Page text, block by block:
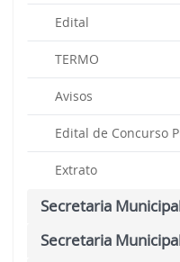
Edital
TERMO
Avisos
Edital de Concurso
Extrato
Secretaria
Secretaria